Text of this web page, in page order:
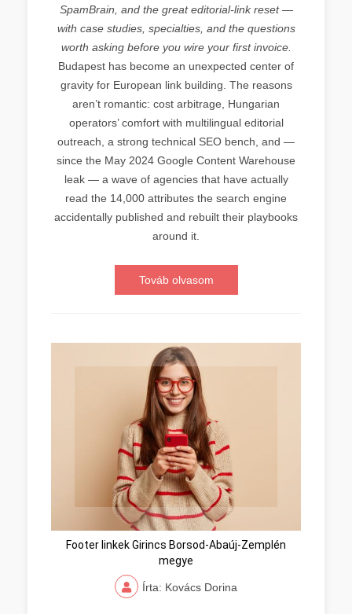
SpamBrain, and the great editorial-link reset —
with case studies, specialties, and the questions
worth asking before you wire your first invoice.
Budapest has become an unexpected center of
gravity for European link building. The reasons
aren’t romantic: cost arbitrage, Hungarian
operators’ comfort with multilingual editorial
outreach, a strong technical SEO bench, and —
since the May 2024 Google Content Warehouse
leak — a wave of agencies that have actually
read the 14,000 attributes the search engine
accidentally published and rebuilt their playbooks
around it.
Továb olvasom
Footer linkek Girincs Borsod-Abaúj-Zemplén
megye
Írta: Kovács Dorina